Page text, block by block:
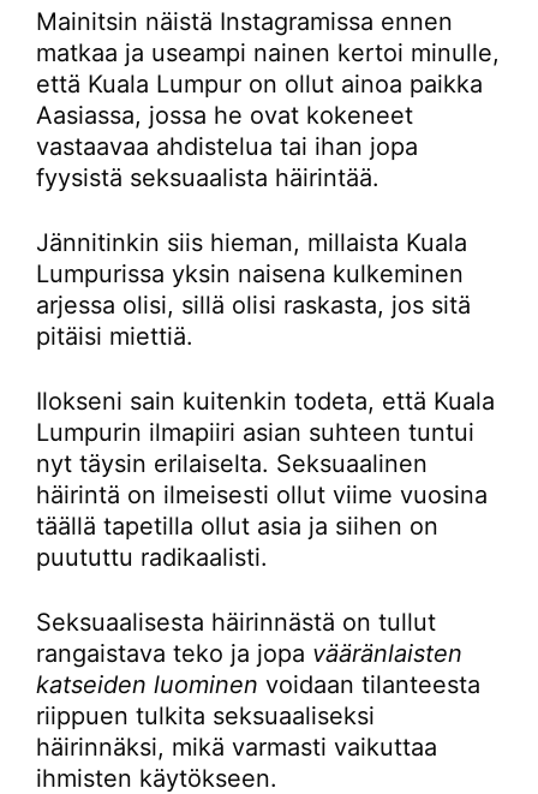
Mainitsin näistä Instagramissa ennen
matkaa ja useampi nainen kertoi minulle,
että Kuala Lumpur on ollut ainoa paikka
Aasiassa, jossa he ovat kokeneet
vastaavaa ahdistelua tai ihan jopa
fyysistä seksuaalista häirintää.
Jännitinkin siis hieman, millaista Kuala
Lumpurissa yksin naisena kulkeminen
arjessa olisi, sillä olisi raskasta, jos sitä
pitäisi miettiä.
Ilokseni sain kuitenkin todeta, että Kuala
Lumpurin ilmapiiri asian suhteen tuntui
nyt täysin erilaiselta. Seksuaalinen
häirintä on ilmeisesti ollut viime vuosina
täällä tapetilla ollut asia ja siihen on
puututtu radikaalisti.
Seksuaalisesta häirinnästä on tullut
rangaistava teko ja jopa vääränlaisten
katseiden luominen voidaan tilanteesta
riippuen tulkita seksuaaliseksi
häirinnäksi, mikä varmasti vaikuttaa
ihmisten käytökseen.